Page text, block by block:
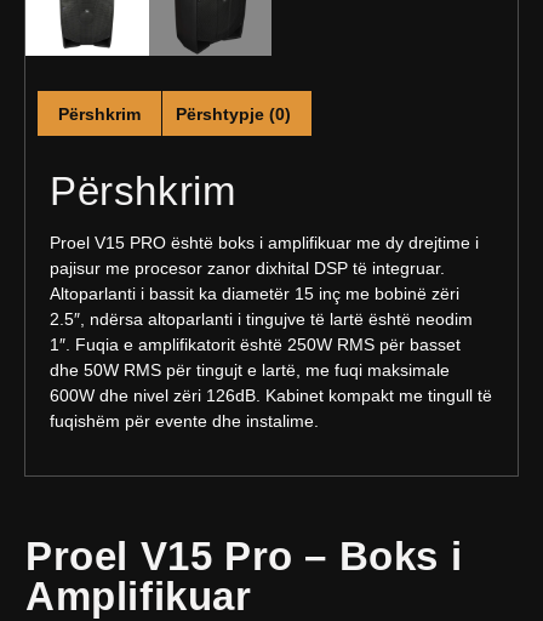
Përshkrim Përshtypje (0)
Përshkrim
Proel V15 PRO është boks i amplifikuar me dy drejtime i
pajisur me procesor zanor dixhital DSP të integruar.
Altoparlanti i bassit ka diametër 15 inç me bobinë zëri
2.5″, ndërsa altoparlanti i tingujve të lartë është neodim
1″. Fuqia e amplifikatorit është 250W RMS për basset
dhe 50W RMS për tingujt e lartë, me fuqi maksimale
600W dhe nivel zëri 126dB. Kabinet kompakt me tingull të
fuqishëm për evente dhe instalime.
Proel V15 Pro – Boks i
Amplifikuar